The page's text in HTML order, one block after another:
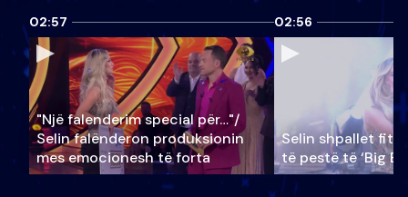
02:57
"Një falenderim special për…"/
Selin falënderon produksionin
mes emocionesh të forta
02:56
Selin shpallet
të pestë të ‘Big